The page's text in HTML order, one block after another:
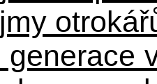
generace